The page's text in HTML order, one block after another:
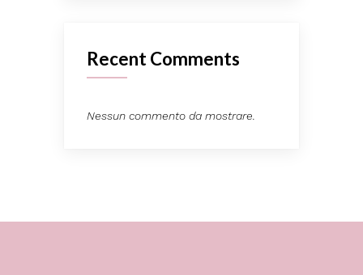
Recent Comments
Nessun commento da mostrare.